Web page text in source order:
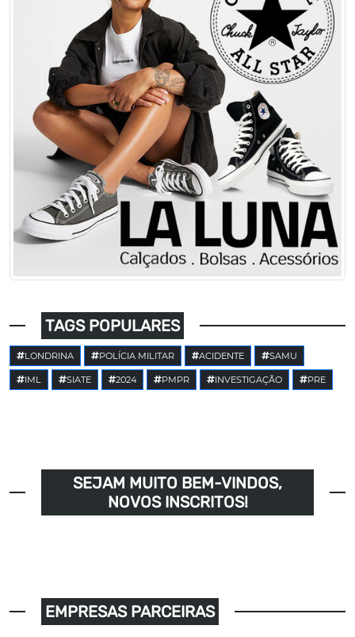
TAGS POPULARES
LONDRINA POLÍCIA MILITAR ACIDENTE SAMU
IML SIATE 2024 PMPR INVESTIGAÇÃO PRE
SEJAM MUITO BEM-VINDOS,
NOVOS INSCRITOS!
EMPRESAS PARCEIRAS